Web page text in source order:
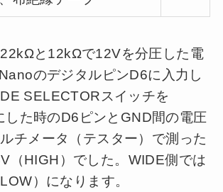
と12kΩで12Vを分圧した電
のデジタルピンD6に入力し
SELECTORスイッチを
した時のD6ピンとGND間の電圧
チメータ（テスター）で測った
（HIGH）でした。WIDE側では
）になります。